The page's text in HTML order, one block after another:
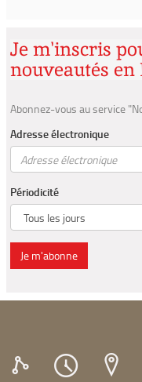
Je m'inscris
nouveautés en
Abonnez-vous au service
Adresse électronique
Périodicité
Je m'abonne